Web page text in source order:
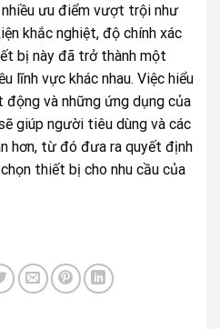
ưu điểm vượt trội như
khắc nghiệt, độ chính xác
bị này đã trở thành một
lĩnh vực khác nhau. Việc hiểu
động và những ứng dụng của
giúp người tiêu dùng và các
hơn, từ đó đưa ra quyết định
thiết bị cho nhu cầu của